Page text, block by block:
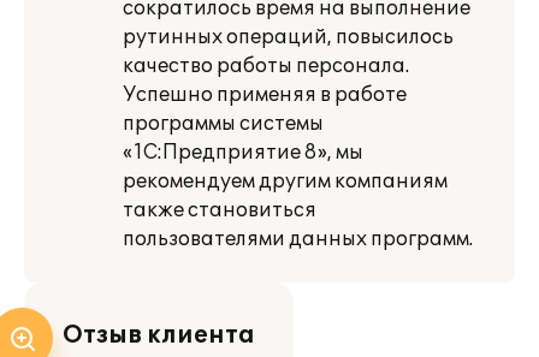
сократилось время на выполнение
рутинных операций, повысилось
качество работы персонала.
Успешно применяя в работе
программы системы
«1С:Предприятие 8», мы
рекомендуем другим компаниям
также становиться
пользователями данных программ.
Отзыв клиента